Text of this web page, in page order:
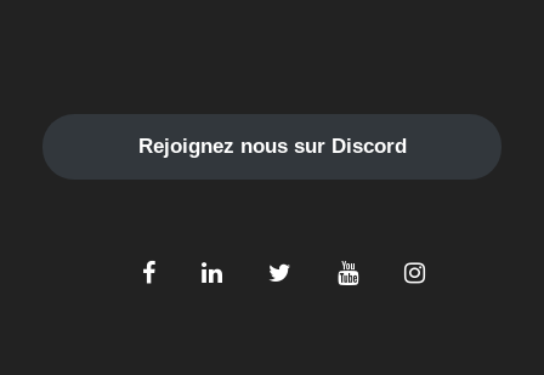
Rejoignez nous sur Discord